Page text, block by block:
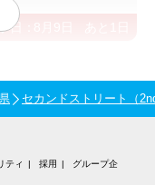
日：
セカンドストリート（
ティ 採用
グループ企